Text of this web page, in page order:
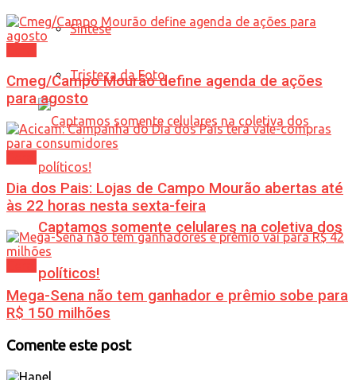
Síntese
Tristeza da Foto
Captamos somente celulares na coletiva dos
políticos!
Cmeg/Campo Mourão define agenda de ações
para agosto
Dia dos Pais: Lojas de Campo Mourão abertas até
às 22 horas nesta sexta-feira
Mega-Sena não tem ganhador e prêmio sobe para
R$ 150 milhões
Comente este post